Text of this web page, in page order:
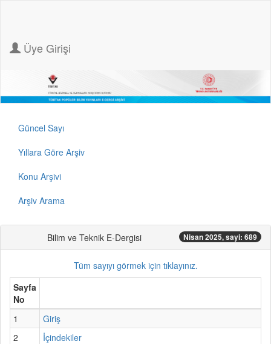
Üye Girişi
Güncel Sayı
Yıllara Göre Arşiv
Konu Arşivi
Arşiv Arama
Bilim ve Teknik E-Dergisi Nisan 2025, sayi: 689
Tüm sayıyı görmek için tıklayınız.
Sayfa
No
1
Giriş
2
İçindekiler